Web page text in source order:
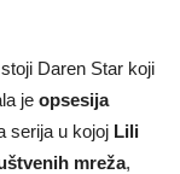
Daren Star koji
je opsesija
serija u kojoj Lili
mreža,